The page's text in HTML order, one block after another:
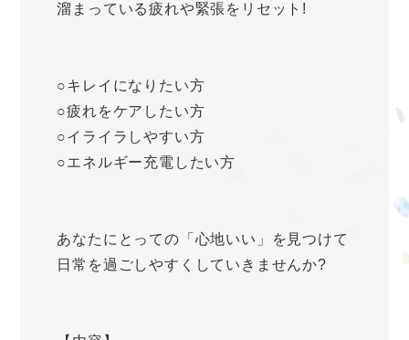
溜まっている疲れや緊張をリセット!
○キレイになりたい方
○疲れをケアしたい方
○イライラしやすい方
○エネルギー充電したい方
あなたにとっての「心地いい」を見つけて
日常を過ごしやすくしていきませんか?